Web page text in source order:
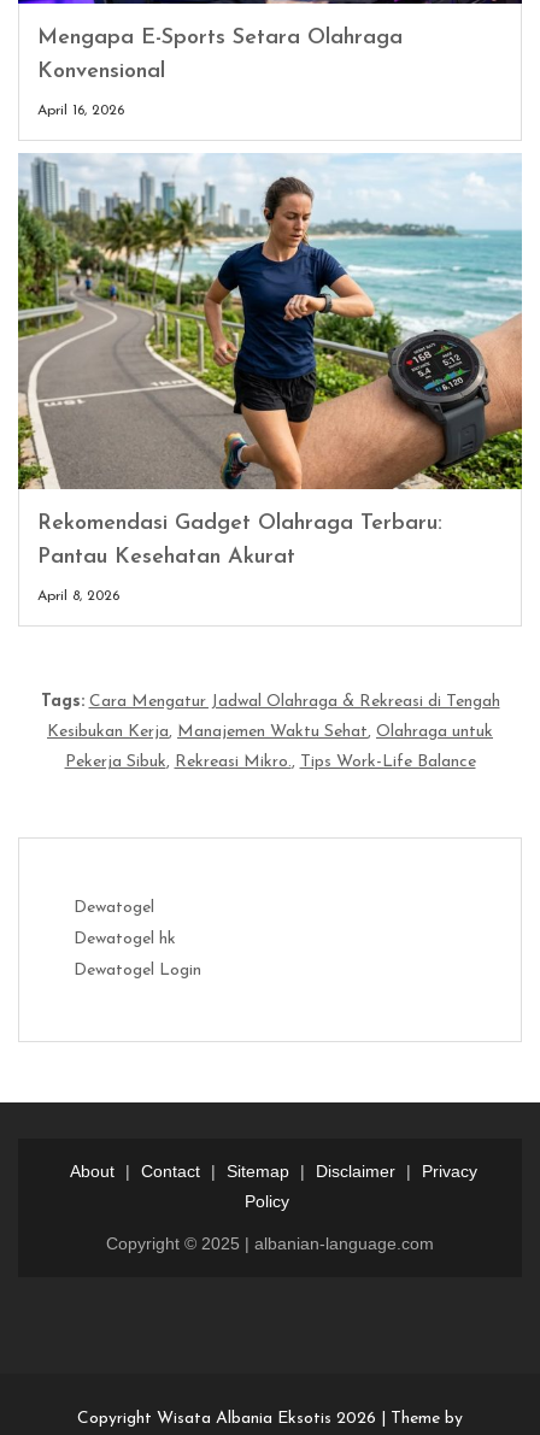
Mengapa E-Sports Setara Olahraga
Konvensional
April 16, 2026
Rekomendasi Gadget Olahraga Terbaru:
Pantau Kesehatan Akurat
April 8, 2026
Tags: Cara Mengatur Jadwal Olahraga & Rekreasi di Tengah
Kesibukan Kerja, Manajemen Waktu Sehat, Olahraga untuk
Pekerja Sibuk, Rekreasi Mikro., Tips Work-Life Balance
Dewatogel
Dewatogel hk
Dewatogel Login
About | Contact | Sitemap | Disclaimer |
Privacy
Policy
Copyright © 2025 | albanian-language.com
Copyright Wisata Albania Eksotis 2026 |
Theme by